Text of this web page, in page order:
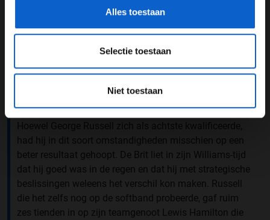
Alles toestaan
Selectie toestaan
Niet toestaan
George Russell
Hoewel George Russell zich als achtste kwalificeerde,
had hij in dit soort omstandigheden misschien op een
beter resultaat gehoopt. De Brit liet in zijn Williams-tijd
dat hij goed was in de regen en dat hij met strategische
beslissingen weleens het verschil kon maken. Russell
die het zelfs nog op de softband probeerde, gaf ruim
zes tienden in op zijn teamgenoot Lewis Hamilton die